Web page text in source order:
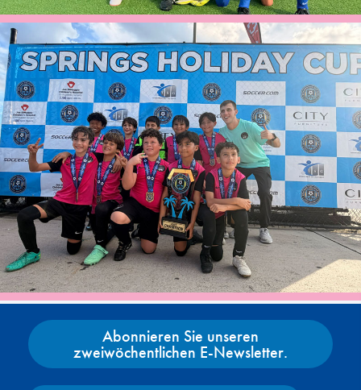
Abonnieren Sie unseren
zweiwöchentlichen E-Newsletter.